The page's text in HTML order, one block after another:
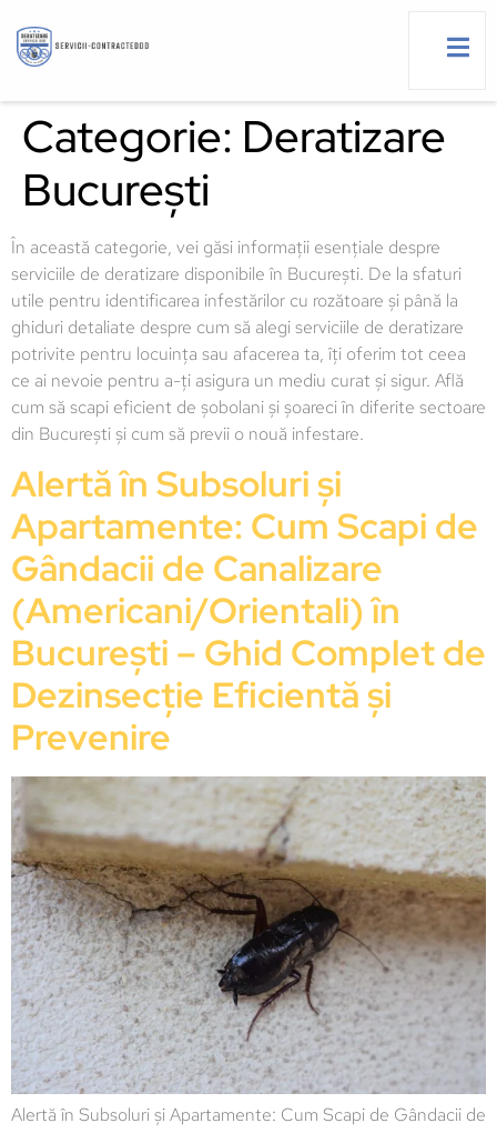
Categorie: Deratizare
București
În această categorie, vei găsi informații esențiale despre
serviciile de deratizare disponibile în București. De la sfaturi
utile pentru identificarea infestărilor cu rozătoare și până la
ghiduri detaliate despre cum să alegi serviciile de deratizare
potrivite pentru locuința sau afacerea ta, îți oferim tot ceea
ce ai nevoie pentru a-ți asigura un mediu curat și sigur. Află
cum să scapi eficient de șobolani și șoareci în diferite sectoare
din București și cum să previi o nouă infestare.
Alertă în Subsoluri și
Apartamente: Cum Scapi de
Gândacii de Canalizare
(Americani/Orientali) în
București – Ghid Complet de
Dezinsecție Eficientă și
Prevenire
Alertă în Subsoluri și Apartamente: Cum Scapi de Gândacii de